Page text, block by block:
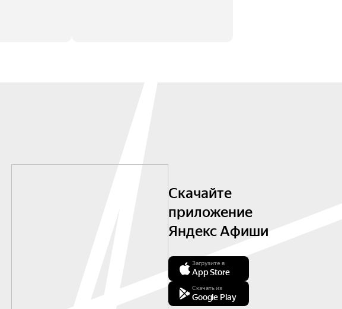
Скачайте
приложение
Яндекс Афиши
Загрузите в
App Store
Скачать из
Google Play